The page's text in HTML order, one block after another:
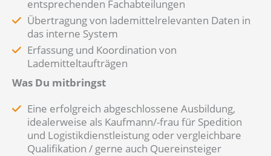
entsprechenden Fachabteilungen
Übertragung von lademittelrelevanten Daten in
das interne System
Erfassung und Koordination von
Lademitteltaufträgen
Was Du mitbringst
Eine erfolgreich abgeschlossene Ausbildung,
idealerweise als Kaufmann/-frau für Spedition
und Logistikdienstleistung oder vergleichbare
Qualifikation / gerne auch Quereinsteiger